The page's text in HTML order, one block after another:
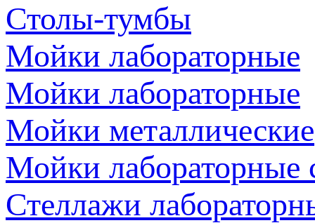
Столы-тумбы
Мойки лабораторные
Мойки лабораторные
Мойки металлические
Мойки лабораторные
Стеллажи